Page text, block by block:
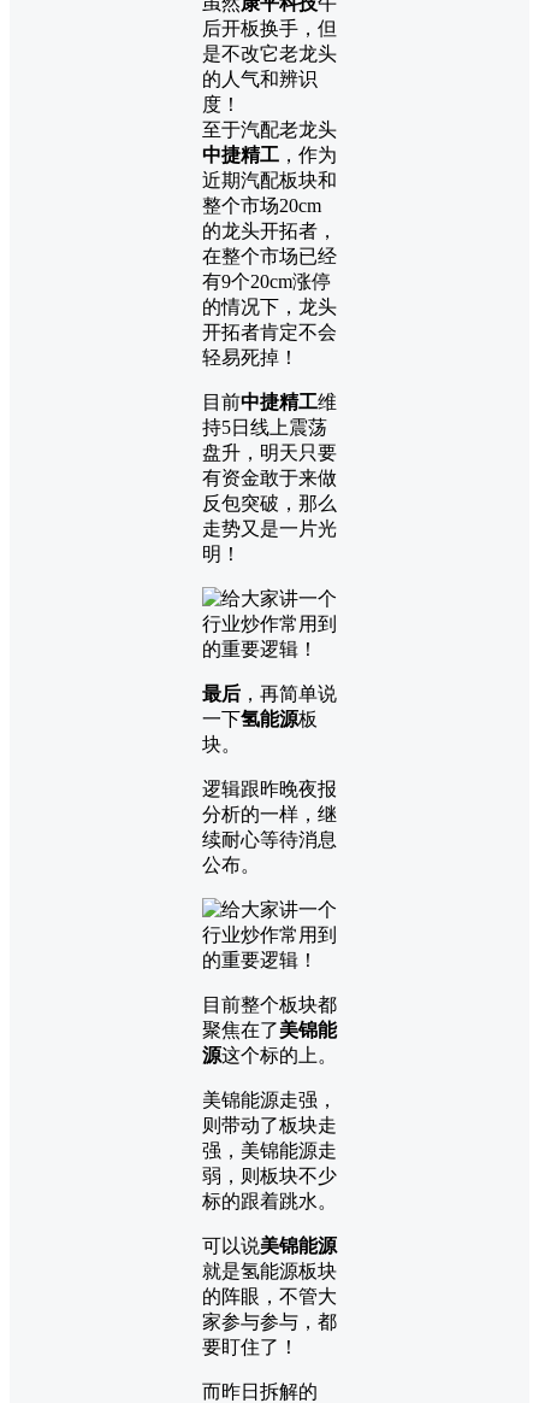
后开板换手，但
是不改它老龙头
的人气和辨识
度！
至于汽配老龙头
中捷精工 ，作为
近期汽配板块和
整个市场20cm
的龙头开拓者，
在整个市场已经
有9个20cm涨停
的情况下，龙头
开拓者肯定不会
轻易死掉！
目前中捷精工维
持5日线上震荡
盘升，明天只要
有资金敢于来做
反包突破，那么
走势又是一片光
明！
最后 ，再简单说
一下氢能源板
块。
逻辑跟昨晚夜报
分析的一样，继
续耐心等待消息
公布。
目前整个板块都
聚焦在了美锦能
源这个标的上。
美锦能源走强，
则带动了板块走
强，美锦能源走
弱，则板块不少
标的跟着跳水。
可以说美锦能源
就是氢能源板块
的阵眼，不管大
家参与参与，都
要盯住了！
而昨日拆解的